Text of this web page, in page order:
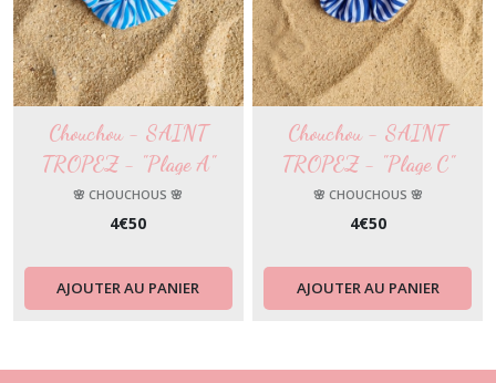
Chouchou - SAINT
TROPEZ - "Plage A"
🌸 CHOUCHOUS 🌸
4€50
AJOUTER AU PANIER
Chouchou - SAINT
TROPEZ - "Plage C"
🌸 CHOUCHOUS 🌸
4€50
AJOUTER AU PANIER